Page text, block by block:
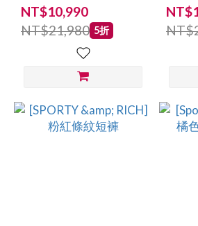
NT$10,990
NT$21,980 5折
浪裙